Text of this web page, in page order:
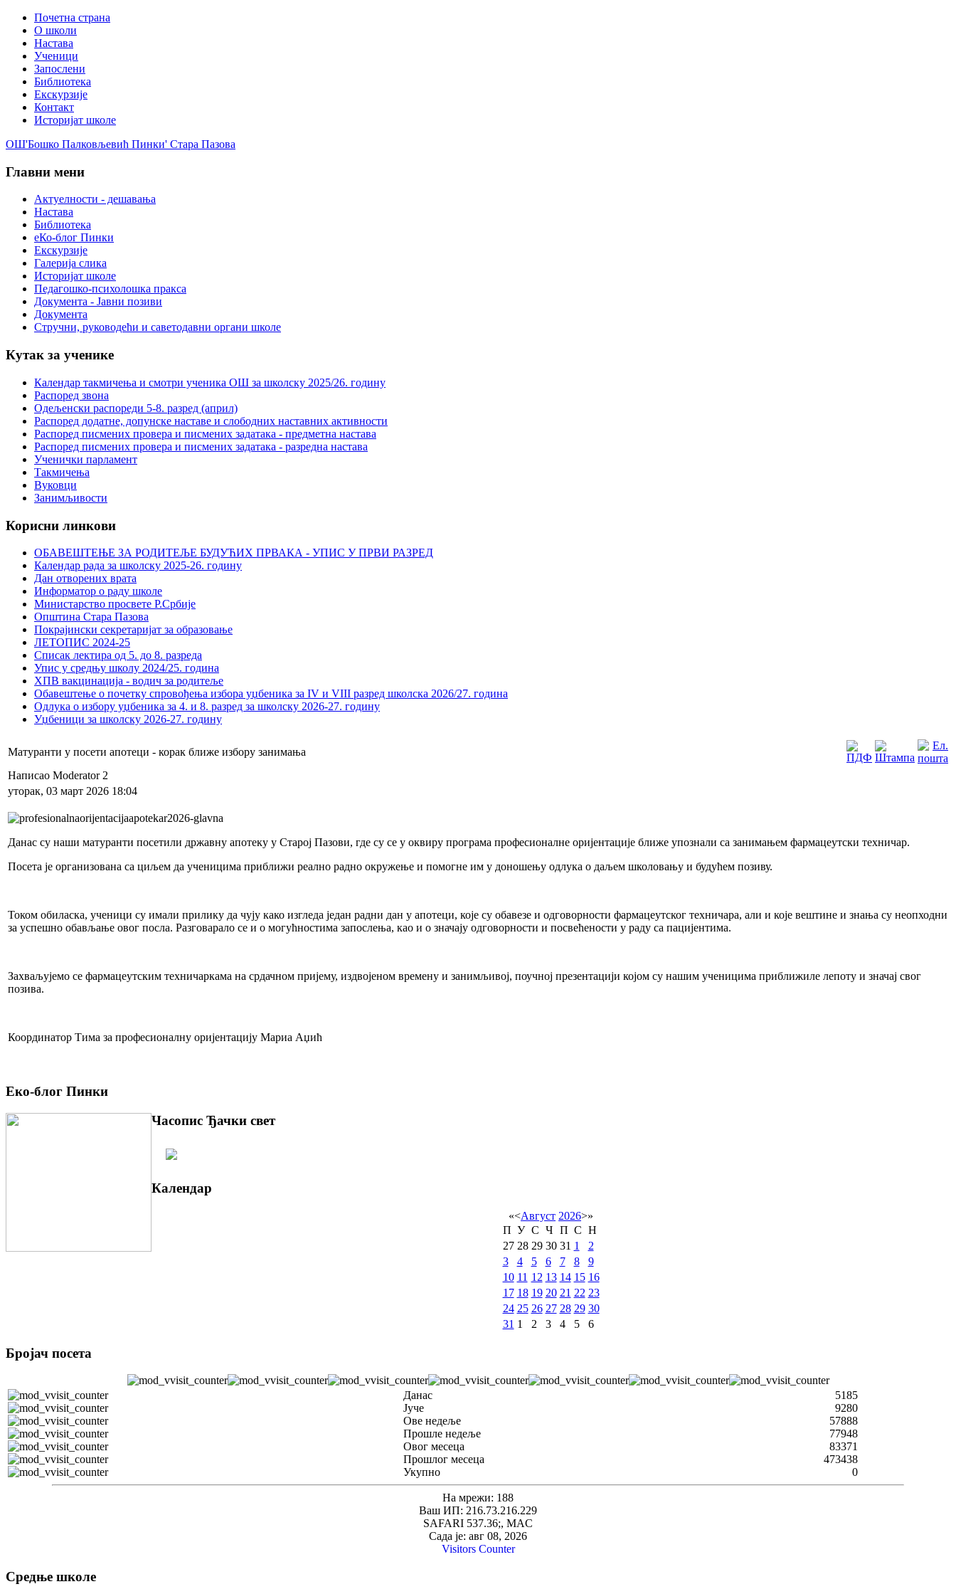
Почетна страна
О школи
Настава
Ученици
Запослени
Библиотека
Екскурзије
Контакт
Историјат школе
ОШ'Бошко Палковљевић Пинки' Стара Пазова
Главни мени
Актуелности - дешавања
Настава
Библиотека
еКо-блог Пинки
Екскурзије
Галерија слика
Историјат школе
Педагошко-психолошка пракса
Документа - Јавни позиви
Документа
Стручни, руководећи и саветодавни органи школе
Кутак за ученике
Календар такмичења и смотри ученика ОШ за школску 2025/26. годину
Распоред звона
Одељенски распореди 5-8. разред (април)
Распоред додатне, допунске наставе и слободних наставних активности
Распоред писмених провера и писмених задатака - предметна настава
Распоред писмених провера и писмених задатака - разредна настава
Ученички парламент
Такмичења
Вуковци
Занимљивости
Корисни линкови
ОБАВЕШТЕЊЕ ЗА РОДИТЕЉЕ БУДУЋИХ ПРВАКА - УПИС У ПРВИ РАЗРЕД
Календар рада за школску 2025-26. годину
Дан отворених врата
Информатор о раду школе
Министарство просвете Р.Србије
Општина Стара Пазова
Покрајински секретаријат за образовање
ЛЕТОПИС 2024-25
Списак лектира од 5. до 8. разреда
Упис у средњу школу 2024/25. година
ХПВ вакцинација - водич за родитеље
Обавештење о почетку спровођења избора уџбеника за IV и VIII разред школска 2026/27. година
Одлука о избору уџбеника за 4. и 8. разред за школску 2026-27. годину
Уџбеници за школску 2026-27. годину
Матуранти у посети апотеци - корак ближе избору занимања
Написао Moderator 2
уторак, 03 март 2026 18:04
Данас су наши матуранти посетили државну апотеку у Старој Пазови, где су се у оквиру програма професионалне оријентације ближе упознали са занимањем фармацеутски техничар.
Посета је организована са циљем да ученицима приближи реално радно окружење и помогне им у доношењу одлука о даљем школовању и будућем позиву.
Током обиласка, ученици су имали прилику да чују како изгледа један радни дан у апотеци, које су обавезе и одговорности фармацеутског техничара, али и које вештине и знања су неопходни
за успешно обављање овог посла. Разговарало се и о могућностима запослења, као и о значају одговорности и посвећености у раду са пацијентима.
Захваљујемо се фармацеутским техничаркама на срдачном пријему, издвојеном времену и занимљивој, поучној презентацији којом су нашим ученицима приближиле лепоту и значај свог
позива.
Координатор Тима за професионалну оријентацију Мариа Аџић
Еко-блог Пинки
Часопис Ђачки свет
Календар
«<Август 2026>»
П У С Ч П С Н
27 28 29 30 31 1
2
3
4 5 6 7 8
9
10 11 12 13 14 15 16
17 18 19 20 21 22 23
24 25 26 27 28 29 30
31 1 2 3 4 5 6
Бројач посета
Данас
5185
Јуче
9280
Ове недеље
57888
Прошле недеље
77948
Овог месеца
83371
Прошлог месеца
473438
Укупно
0
На мрежи: 188
Ваш ИП: 216.73.216.229
SAFARI 537.36;, MAC
Сада је: авг 08, 2026
Visitors Counter
Средње школе